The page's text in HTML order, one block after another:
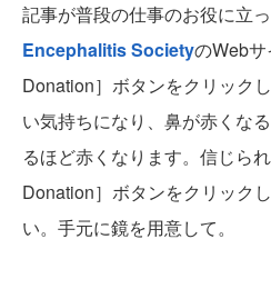
記事が普段の仕事のお役に立
Encephalitis SocietyのWeb
Donation］ボタンをクリック
い気持ちになり、鼻が赤くな
るほど赤くなります。信じら
Donation］ボタンをクリック
い。手元に鏡を用意して。